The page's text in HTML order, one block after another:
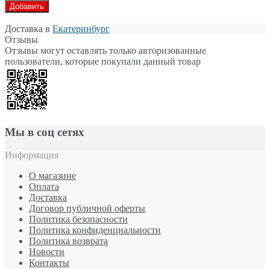
Добавить
Доставка в Екатеринбург
Отзывы
Отзывы могут оставлять только авторизованные
пользователи, которые покупали данный товар
Мы в соц сетях
Информация
О магазине
Оплата
Доставка
Договор публичной оферты
Политика безопасности
Политика конфиденциальности
Политика возврата
Новости
Контакты